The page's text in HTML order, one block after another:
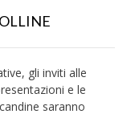
gli inviti alle
e le
saranno